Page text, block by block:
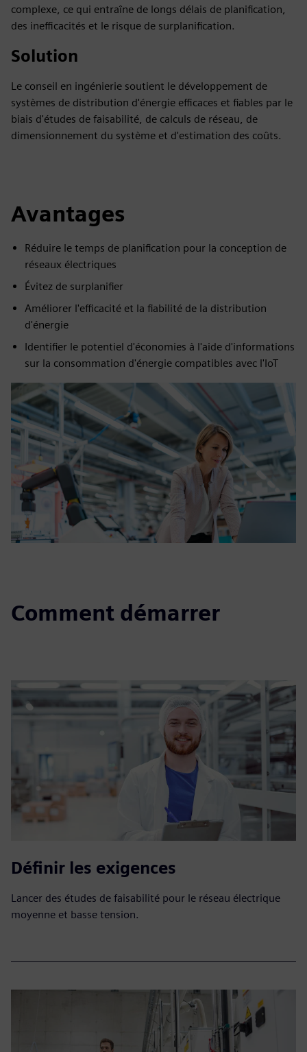
complexe, ce qui entraîne de longs délais de planification,
des inefficacités et le risque de surplanification.
Solution
Le conseil en ingénierie soutient le développement de
systèmes de distribution d'énergie efficaces et fiables par le
biais d'études de faisabilité, de calculs de réseau, de
dimensionnement du système et d'estimation des coûts.
Avantages
Réduire le temps de planification pour la conception de
réseaux électriques
Évitez de surplanifier
Améliorer l'efficacité et la fiabilité de la distribution
d'énergie
Identifier le potentiel d'économies à l'aide d'informations
sur la consommation d'énergie compatibles avec l'IoT
Comment démarrer
Définir les exigences
Lancer des études de faisabilité pour le réseau électrique
moyenne et basse tension.